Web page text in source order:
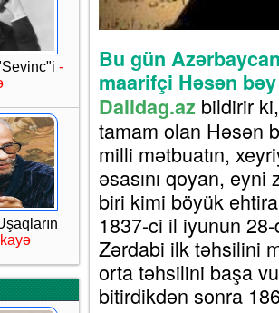
-
Bu gün
maarifçi Həsən
Dalidag.az bildirir
tamam olan Həsən
milli mətbuatın,
əsasını qoyan,
biri kimi böyük
1837-ci il iyunun
Zərdabi ilk təhsilini
orta təhsilini başa
bitirdikdən sonra